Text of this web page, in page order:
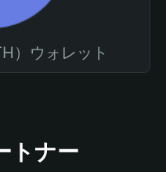
）ウォレット
トナー